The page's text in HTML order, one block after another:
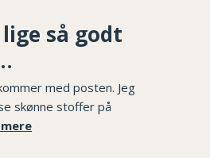
så godt
med posten. Jeg
skønne stoffer på